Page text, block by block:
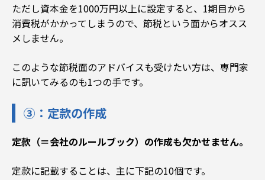
ただし資本金を1000万円以上に設定すると、1期目から
消費税がかかってしまうので、節税という面からオスス
メしません。
このような節税面のアドバイスも受けたい方は、専門家
に訊いてみるのも1つの手です。
③：定款の作成
定款（＝会社のルールブック）の作成も欠かせません。
定款に記載することは、主に下記の10個です。